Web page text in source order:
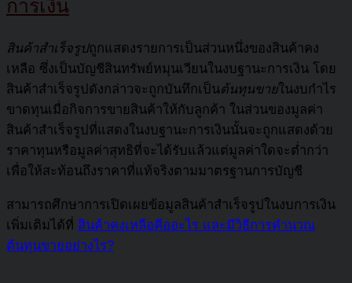
การเงิน
สินค้าสำเร็จรูปถูกแสดงรายการเป็นส่วนหนึ่งของสินค้าคง
เหลือ ซึ่งเป็นบัญชีสินทรัพย์หมุนเวียนในงบฐานะการเงิน โดย
สินค้าสำเร็จรูปดังกล่าวจะถูกบันทึกเป็นต้นทุนขายในงบกำไร
ขาดทุนเมื่อกิจการขายสินค้าให้กับลูกค้า ในส่วนของมูลค่า
สินค้าสำเร็จรูปที่แสดงในงบฐานะการเงินนั้นจะถูกแสดงด้วย
ราคาทุนหรือมูลค่าสุทธิที่จะได้รับแล้วแต่มูลค่าใดจะต่ำกว่า
เพื่อให้สะท้อนถึงราคาที่แท้จริงตามมาตรฐานการบัญชี
สามารถศึกษาการเปิดเผยข้อมูลสินค้าสำเร็จรูปในงบการเงิน
เพิ่มเติมได้ที่ สินค้าคงเหลือคืออะไร และมีวิธีการคำนวณ
ต้นทุนขายอย่างไร?